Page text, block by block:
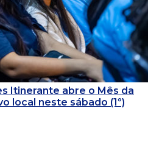
Itinerante abre o Mês da
local neste sábado (1º)